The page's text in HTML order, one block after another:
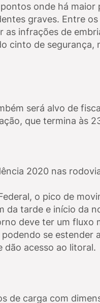
onde há maior
graves. Entre
as infrações de
cinto de segurança,
será alvo de
que termina às
2020 nas
o pico de
da tarde e início da
deve ter um fluxo
se estender
dão acesso ao litoral.
de carga com